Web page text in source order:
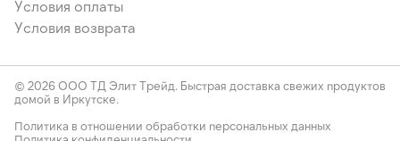
Условия оплаты
Условия возврата
© 2026 ООО ТД Элит Трейд. Быстрая доставка свежих продуктов
домой в Иркутске.
Политика в отношении обработки персональных данных